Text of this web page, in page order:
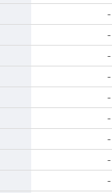
-
-
-
-
-
-
-
-
-